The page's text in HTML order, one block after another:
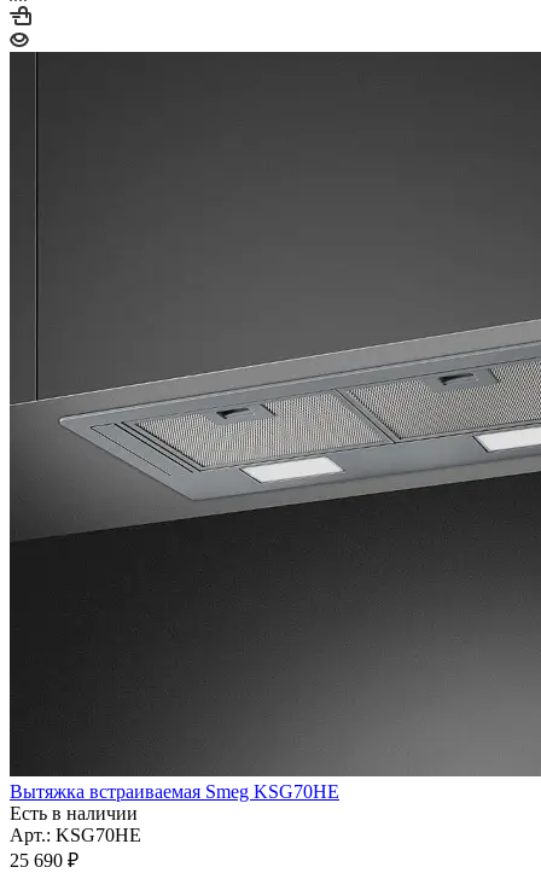
Вытяжка встраиваемая Smeg KSG70HE
Есть в наличии
Арт.: KSG70HE
25 690 ₽